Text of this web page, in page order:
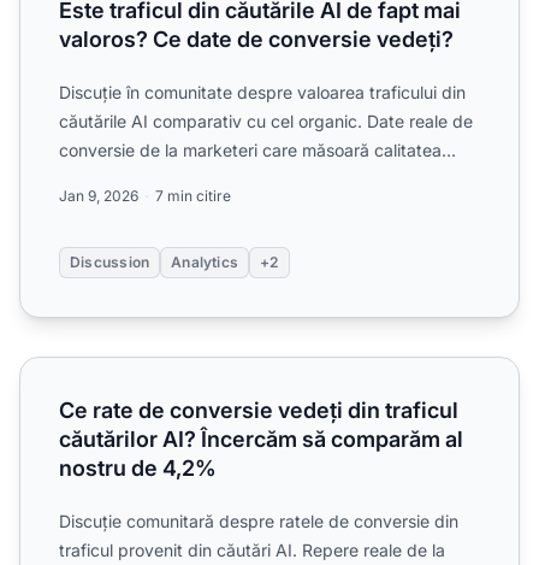
Este traficul din căutările AI de fapt mai
valoros? Ce date de conversie vedeți?
Discuție în comunitate despre valoarea traficului din
căutările AI comparativ cu cel organic. Date reale de
conversie de la marketeri care măsoară calitatea
Jan 9, 2026 7 min citire
Discussion Analytics +2
Ce rate de conversie vedeți din traficul căutărilor AI?
Ce rate de conversie vedeți din traficul
căutărilor AI? Încercăm să comparăm al
nostru de 4,2%
Discuție comunitară despre ratele de conversie din
traficul provenit din căutări AI. Repere reale de la